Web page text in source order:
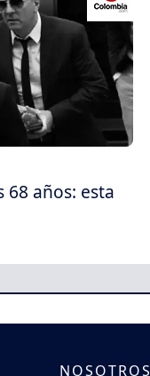
68 años: esta
NOSOTROS